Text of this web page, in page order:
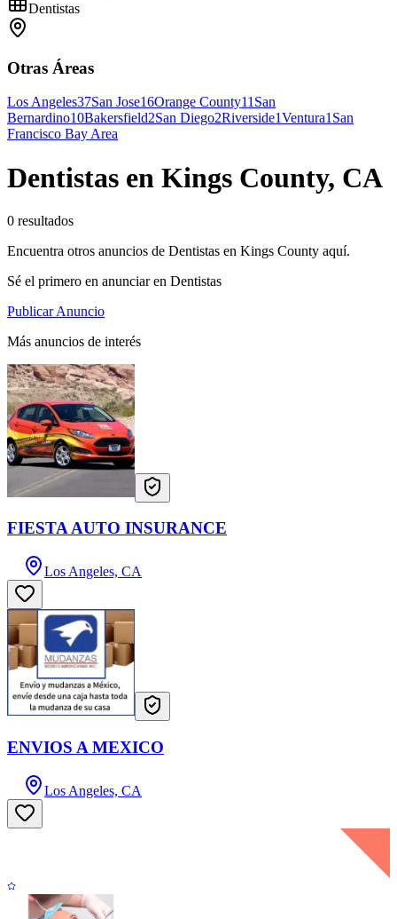
Dentistas
Otras Áreas
Los Angeles37San Jose16Orange County11San
Bernardino10Bakersfield2San Diego2Riverside1Ventura1San
Francisco Bay Area
Dentistas en Kings County, CA
0 resultados
Encuentra otros anuncios de Dentistas en Kings County aquí.
Sé el primero en anunciar en Dentistas
Publicar Anuncio
Más anuncios de interés
FIESTA AUTO INSURANCE
Los Angeles, CA
ENVIOS A MEXICO
Los Angeles, CA